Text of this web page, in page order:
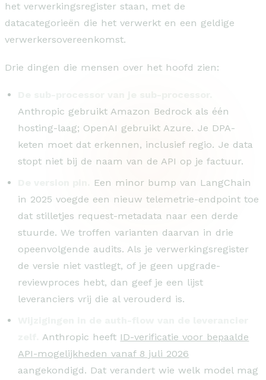
het verwerkingsregister staan, met de
datacategorieën die het verwerkt en een geldige
verwerkersovereenkomst.
Drie dingen die mensen over het hoofd zien:
Anthropic gebruikt Amazon Bedrock als één
hosting-laag; OpenAI gebruikt Azure. Je DPA-
keten moet dat erkennen, inclusief regio. Je data
stopt niet bij de naam van de API op je factuur.
Een minor bump van LangChain
in 2025 voegde een nieuw telemetrie-endpoint toe
dat stilletjes request-metadata naar een derde
stuurde. We troffen varianten daarvan in drie
opeenvolgende audits. Als je verwerkingsregister
de versie niet vastlegt, of je geen upgrade-
reviewproces hebt, dan geef je een lijst
leveranciers vrij die al verouderd is.
Anthropic heeft ID-verificatie voor bepaalde
API-mogelijkheden vanaf 8 juli 2026
aangekondigd. Dat verandert wie welk model mag